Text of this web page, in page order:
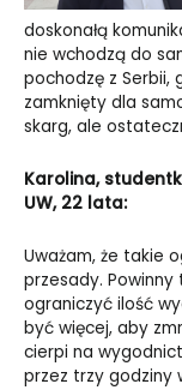
doskonałą
nie wchodzą do
pochodzę z Serbii,
zamknięty dla
skarg, ale
Karolina,
UW, 22 lata:
Uważam, że takie
przesady. Powinny
ograniczyć ilość
być więcej, aby
cierpi na
przez trzy godziny